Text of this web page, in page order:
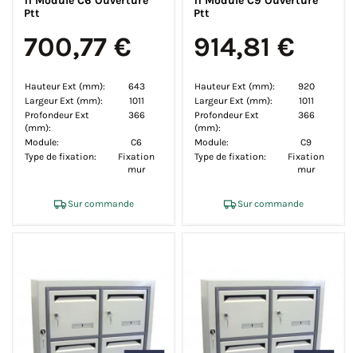
Ptt
700,77 €
Hauteur Ext (mm):
643
Largeur Ext (mm):
1011
Profondeur Ext
(mm):
366
Module:
C6
Type de fixation:
Fixation
mur
Sur commande
Ptt
914,81 €
Hauteur Ext (mm):
920
Largeur Ext (mm):
1011
Profondeur Ext
(mm):
366
Module:
C9
Type de fixation:
Fixation
mur
Sur commande